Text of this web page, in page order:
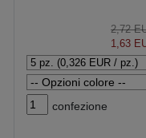
2,72
1,63
confezione